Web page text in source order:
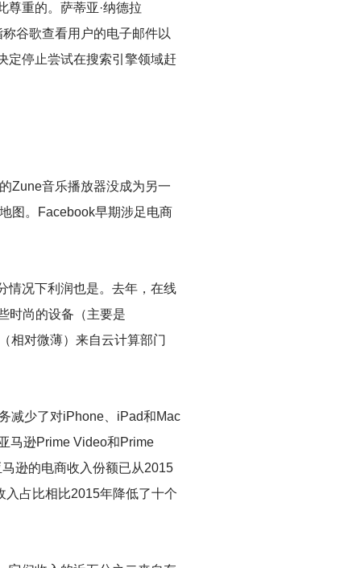
尊重的。萨蒂亚·纳德拉
谷歌查看用户的电子邮件以
定停止尝试在搜索引擎领域赶
Zune音乐播放器没成为另一
图。Facebook早期涉足电商
情况下利润也是。去年，在线
时尚的设备（主要是
相对微薄）来自云计算部门
减少了对iPhone、iPad和Mac
马逊Prime Video和Prime
逊的电商收入份额已从2015
占比相比2015年降低了十个